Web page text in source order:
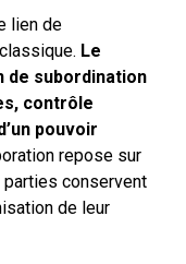
lien de
Le
de subordination
contrôle
pouvoir
repose sur
conservent
de leur